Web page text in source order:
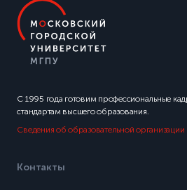
С 1995 года готовим профессиональные
стандартам высшего образования.
Сведения об образовательной организации
Контакты